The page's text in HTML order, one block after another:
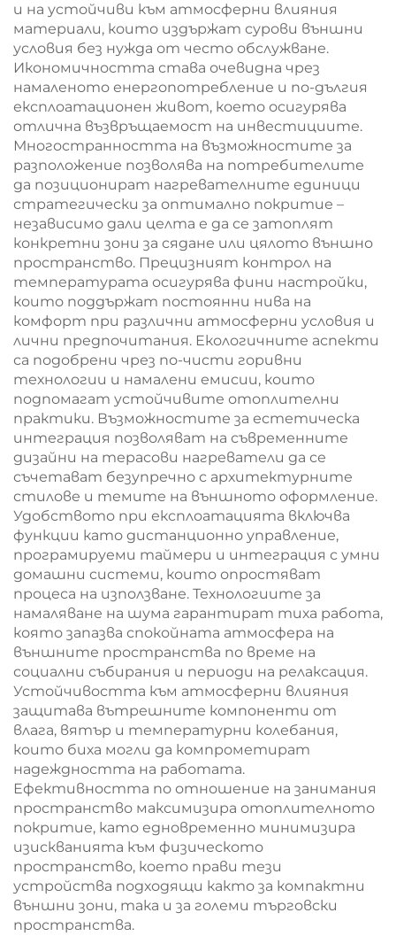
и на устойчиви към атмосферни влияния
материали, които издържат сурови външни
условия без нужда от често обслужване.
Икономичността става очевидна чрез
намаленото енергопотребление и по-дългия
експлоатационен живот, което осигурява
отлична възвръщаемост на инвестициите.
Многостранността на възможностите за
разположение позволява на потребителите
да позиционират нагревателните единици
стратегически за оптимално покритие –
независимо дали целта е да се затоплят
конкретни зони за сядане или цялото външно
пространство. Прецизният контрол на
температурата осигурява фини настройки,
които поддържат постоянни нива на
комфорт при различни атмосферни условия и
лични предпочитания. Екологичните аспекти
са подобрени чрез по-чисти горивни
технологии и намалени емисии, които
подпомагат устойчивите отоплителни
практики. Възможностите за естетическа
интеграция позволяват на съвременните
дизайни на терасови нагреватели да се
съчетават безупречно с архитектурните
стилове и темите на външното оформление.
Удобството при експлоатацията включва
функции като дистанционно управление,
програмируеми таймери и интеграция с умни
домашни системи, които опростяват
процеса на използване. Технологиите за
намаляване на шума гарантират тиха работа,
която запазва спокойната атмосфера на
външните пространства по време на
социални събирания и периоди на релаксация.
Устойчивостта към атмосферни влияния
защитава вътрешните компоненти от
влага, вятър и температурни колебания,
които биха могли да компрометират
надеждността на работата.
Ефективността по отношение на занимания
пространство максимизира отоплителното
покритие, като едновременно минимизира
изискванията към физическото
пространство, което прави тези
устройства подходящи както за компактни
външни зони, така и за големи търговски
пространства.